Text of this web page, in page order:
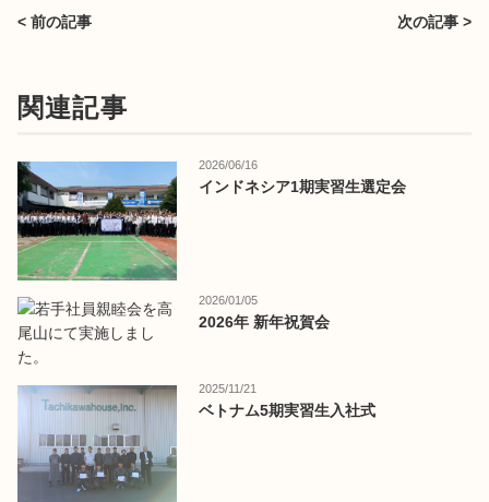
< 前の記事 次の記事 >
関連記事
2026/06/16
インドネシア1期実習生選定会
2026/01/05
2026年 新年祝賀会
2025/11/21
ベトナム5期実習生入社式